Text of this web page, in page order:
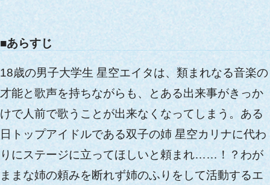
■あらすじ
18歳の男子大学生 星空エイタは、類まれなる音楽の
才能と歌声を持ちながらも、とある出来事がきっか
けで人前で歌うことが出来なくなってしまう。ある
日トップアイドルである双子の姉 星空カリナに代わ
りにステージに立ってほしいと頼まれ……！？わが
ままな姉の頼みを断れず姉のふりをして活動するエ